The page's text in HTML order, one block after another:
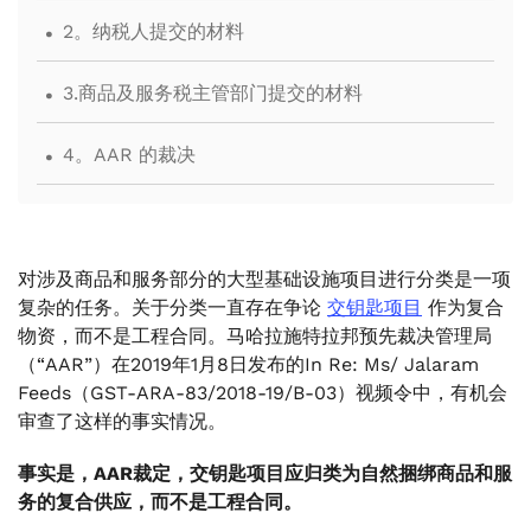
. 2。纳税人提交的材料
. 3.商品及服务税主管部门提交的材料
. 4。AAR 的裁决
对涉及商品和服务部分的大型基础设施项目进行分类是一项
复杂的任务。关于分类一直存在争论 交钥匙项目 作为复合
物资，而不是工程合同。马哈拉施特拉邦预先裁决管理局
（“AAR”）在2019年1月8日发布的In Re: Ms/ Jalaram
Feeds（GST-ARA-83/2018-19/B-03）视频令中，有机会
审查了这样的事实情况。
事实是，AAR裁定，交钥匙项目应归类为自然捆绑商品和服
务的复合供应，而不是工程合同。